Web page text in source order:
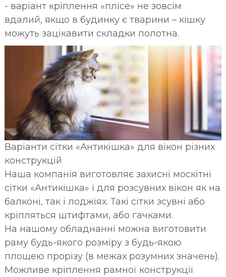
- варіант кріплення «плісе» не зовсім
вдалий, якщо в будинку є тварини – кішку
можуть зацікавити складки полотна.
Варіанти сітки «Антикішка» для вікон різних
конструкцій
Наша компанія виготовляє захисні москітні
сітки «Антикішка» і для розсувних вікон як на
балконі, так і лоджіях. Такі сітки зсувні або
кріпляться штифтами, або гачками.
На нашому обладнанні можна виготовити
раму будь-якого розміру з будь-якою
площею прорізу (в межах розумних значень).
Можливе кріплення рамної конструкції